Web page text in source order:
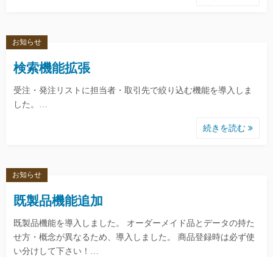
検索機能拡張
受注・発注リストに担当者・取引先で絞り込む機能を導入しま
した。…
続きを読む
お知らせ
既製品機能追加
既製品機能を導入しました。 オーダーメイド品とデータの持た
せ方・概念が異なるため、導入しました。 商品登録時は必ず使
い分けして下さい！…
お知らせ